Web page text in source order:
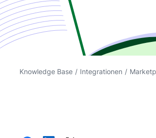
Knowledge Base / Integrationen /